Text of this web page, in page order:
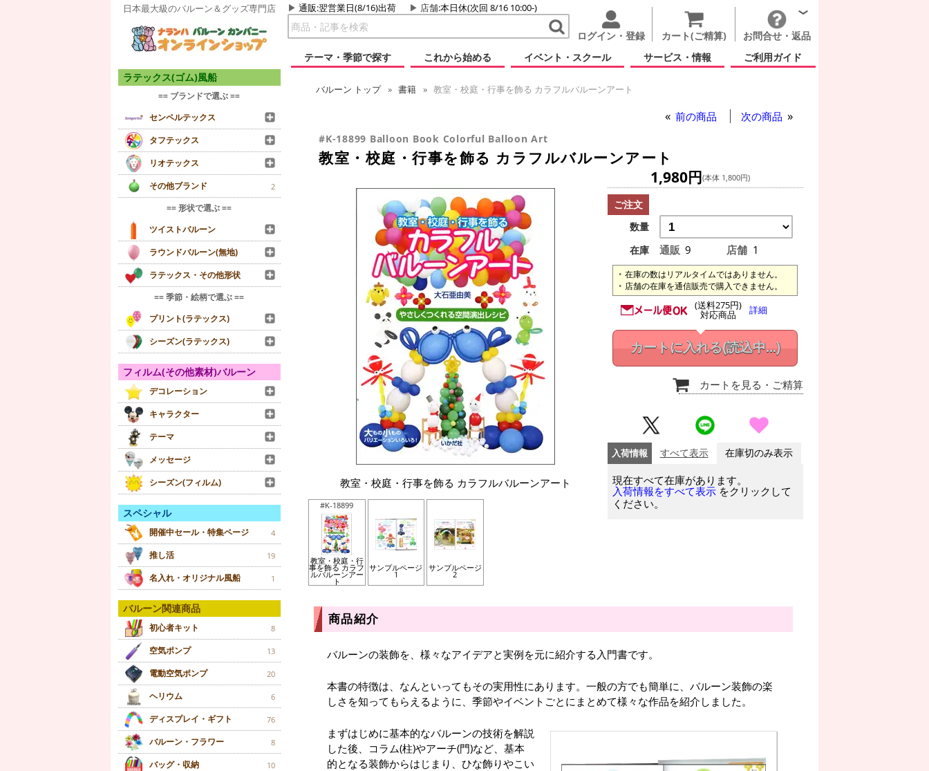
日本最大級のバルーン＆グッズ専門店 通販:翌営業日(8/16)出荷 店舗:本日休(次回 8/16 10:00-)
ログイン・登録 カート(ご精算)
お問合せ・返品
テーマ・季節で探す
これから始める イベント・スクール サービス・情報 ご利用ガイド
ラテックス(ゴム)風船
== ブランドで選ぶ ==
センペルテックス
タフテックス
リオテックス
その他ブランド
2
== 形状で選ぶ ==
ツイストバルーン
ラウンドバルーン(無地)
ラテックス・その他形状
== 季節・絵柄で選ぶ ==
プリント(ラテックス)
シーズン(ラテックス)
フィルム(その他素材)バルーン
デコレーション
キャラクター
テーマ
メッセージ
シーズン(フィルム)
スペシャル
開催中セール・特集ページ 4
推し活 19
名入れ・オリジナル風船 1
バルーン関連商品
初心者キット 8
空気ポンプ 13
電動空気ポンプ 20
ヘリウム 6
ディスプレイ・ギフト 76
バルーン・フラワー 8
バッグ・収納 10
バルーン トップ 書籍 教室・校庭・行事を飾る カラフルバルーンアート
前の商品 次の商品
#K-18899 Balloon Book Colorful Balloon Art
教室・校庭・行事を飾る カラフルバルーンアート
教室・校庭・行事を飾る カラフルバルーンアート
#K-18899
教室・校庭・行
事を飾る カラフ
ルバルーンアー
ト
サンプルページ
1
サンプルページ
2
1,980円(本体 1,800円)
ご注文
数量
在庫
通販 9 店舗 1
在庫の数はリアルタイムではありません。
店舗の在庫を通信販売で購入できません。
(送料275円)
対応商品 詳細
カートに入れる(読込中...)
カートを見る ・ご精算
入荷情報 すべて表示 在庫切のみ表示
現在すべて在庫があります。
入荷情報をすべて表示 をクリックして
ください。
商品紹介
バルーンの装飾を、様々なアイデアと実例を元に紹介する入門書です。
本書の特徴は、なんといってもその実用性にあります。一般の方でも簡単に、バルーン装飾の楽
しさを知ってもらえるように、季節やイベントごとにまとめて様々な作品を紹介しました。
まずはじめに基本的なバルーンの技術を解説
した後、コラム(柱)やアーチ(門)など、基本
的となる装飾からはじまり、ひな飾りやこい